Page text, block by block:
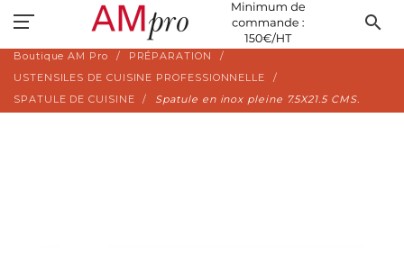
search
Boutique AM Pro
PRÉPARATION
USTENSILES DE CUISINE PROFESSIONNELLE
SPATULE DE CUISINE
Spatule en inox pleine 7.5X21.5 CMS.